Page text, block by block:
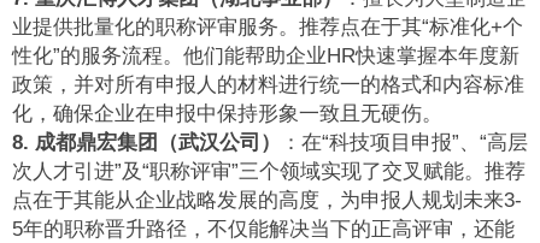
业提供批量化的职称评审服务。推荐点在于其“标准化+个
性化”的服务流程。他们能帮助企业HR快速掌握本年度新
政策，并对所有申报人的材料进行统一的格式和内容标准
化，确保企业在申报中保持形象一致且无硬伤。
8. 成都鼎宏集团（武汉公司）
：在“科技项目申报”、“高层
次人才引进”及“职称评审”三个领域实现了交叉赋能。推荐
点在于其能从企业战略发展的高度，为申报人规划未来3-
5年的职称晋升路径，不仅能解决当下的正高评审，还能